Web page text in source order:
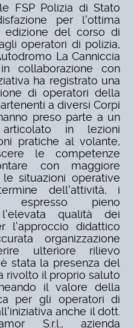
FSP Polizia di Stato
per l'ottima
edizione del corso di
operatori di polizia,
La Canniccia
collaborazione con
ha registrato una
di operatori della
a diversi Corpi
preso parte a un
in lezioni
pratiche al volante,
le competenze
con maggiore
situazioni operative
dell'attività, i
espresso pieno
qualità dei
l'approccio didattico
organizzazione
ulteriore rilievo
stata la presenza del
rivolto il proprio saluto
il valore della
per gli operatori di
anche il dott.
S.r.l., azienda